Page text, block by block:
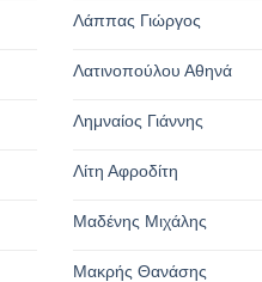
Λάππας Γιώργος
Λατινοπούλου Αθηνά
Λημναίος Γιάννης
Λίτη Αφροδίτη
Μαδένης Μιχάλης
Μακρής Θανάσης